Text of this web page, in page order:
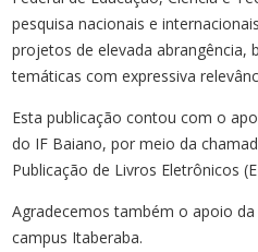
pesquisa nacionais e
projetos de elevada abrangência,
temáticas com expressiva
Esta publicação contou com o
do IF Baiano, por meio da
Publicação de Livros Eletrônicos
Agradecemos também o apoio
campus Itaberaba.